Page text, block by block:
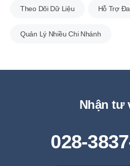
Theo Dõi Dữ Liệu Hỗ Trợ
Quản Lý Nhiều Chi Nhánh
Nhận tư
028-